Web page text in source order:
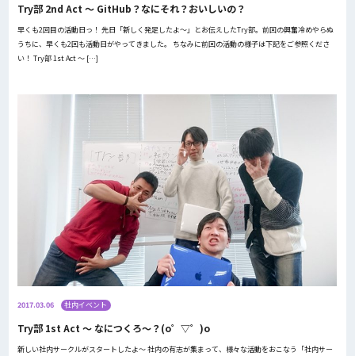
Try部 2nd Act 〜 GitHub？なにそれ？おいしいの？
早くも2回目の活動日っ！ 先日「新しく発足したよ〜」とお伝えしたTry部。前回の興奮冷めやらぬ
うちに、早くも2回も活動日がやってきました。 ちなみに前回の活動の様子は下記をご参照くださ
い！ Try部 1st Act 〜 […]
2017.03.06 社内イベント
Try部 1st Act 〜 なにつくろ〜？(o゜▽゜)o
新しい社内サークルがスタートしたよ〜 社内の有志が集まって、様々な活動をおこなう「社内サー